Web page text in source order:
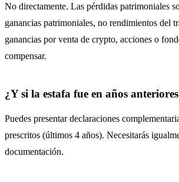
No directamente. Las pérdidas patrimoniales
ganancias patrimoniales, no rendimientos del
ganancias por venta de crypto, acciones o
compensar.
¿Y si la estafa fue en años
Puedes presentar declaraciones
prescritos (últimos 4 años). Necesitarás
documentación.